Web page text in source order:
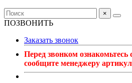
×
ПОЗВОНИТЬ
Заказать звонок
Перед звонком
сообщите менеджеру артикул